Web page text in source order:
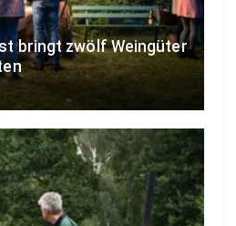
bringt zwölf Weingüter